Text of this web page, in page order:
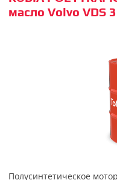
масло Volvo VDS 3
Полусинтетическое